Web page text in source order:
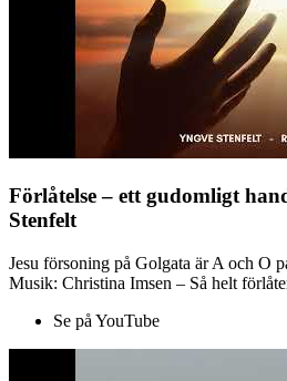
Förlåtelse – ett gudomligt
Stenfelt
Jesu försoning på Golgata är A och O
Musik: Christina Imsen – Så helt
Se på YouTube